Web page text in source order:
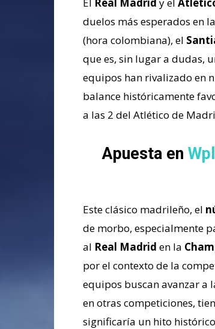
duelos más esperados en la
(hora colombiana), el
que es, sin lugar a dudas,
equipos han rivalizado en
balance históricamente
a las 2 del Atlético de
Apuesta en
Este clásico madrileño, el
de morbo, especialmente
al Real Madrid en la
por el contexto de la
equipos buscan avanzar a
en otras competiciones,
significaría un hito